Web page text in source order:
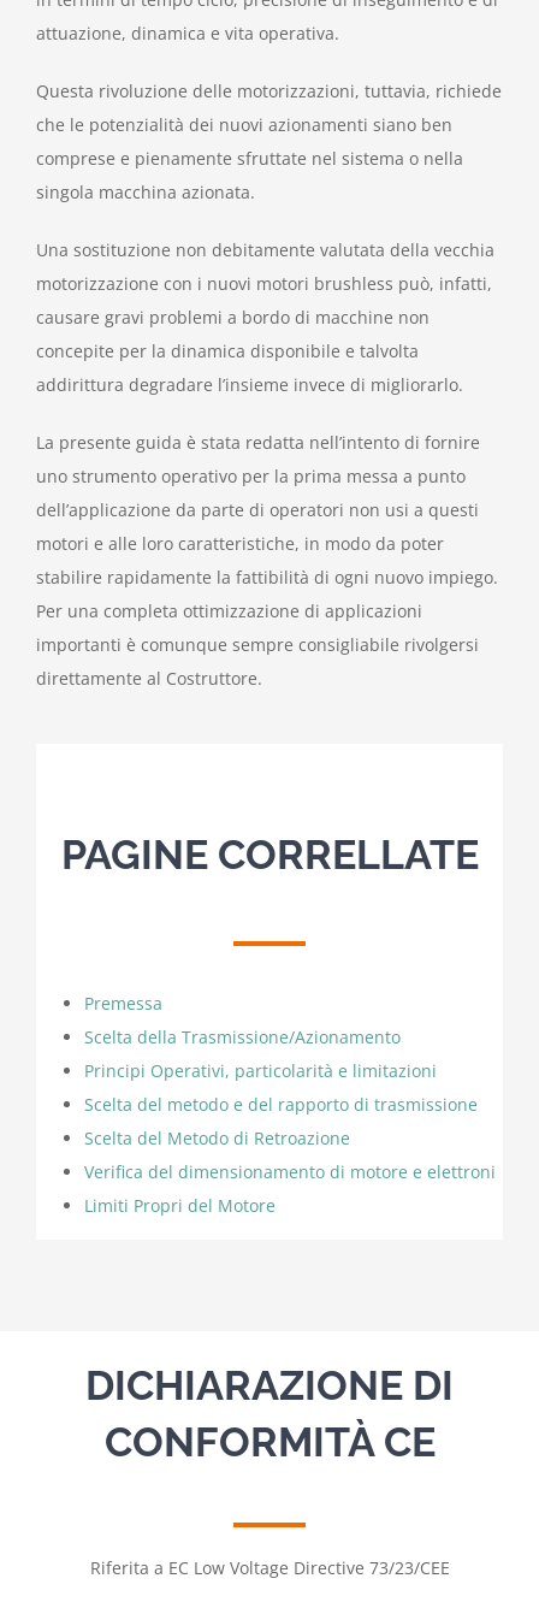
attuazione, dinamica e vita operativa.
Questa rivoluzione delle motorizzazioni, tuttavia, richiede
che le potenzialità dei nuovi azionamenti siano ben
comprese e pienamente sfruttate nel sistema o nella
singola macchina azionata.
Una sostituzione non debitamente valutata della vecchia
motorizzazione con i nuovi motori brushless può, infatti,
causare gravi problemi a bordo di macchine non
concepite per la dinamica disponibile e talvolta
addirittura degradare l’insieme invece di migliorarlo.
La presente guida è stata redatta nell’intento di fornire
uno strumento operativo per la prima messa a punto
dell’applicazione da parte di operatori non usi a questi
motori e alle loro caratteristiche, in modo da poter
stabilire rapidamente la fattibilità di ogni nuovo impiego.
Per una completa ottimizzazione di applicazioni
importanti è comunque sempre consigliabile rivolgersi
direttamente al Costruttore.
PAGINE CORRELLATE
Premessa
Scelta della Trasmissione/Azionamento
Principi Operativi, particolarità e limitazioni
Scelta del metodo e del rapporto di trasmissione
Scelta del Metodo di Retroazione
Verifica del dimensionamento di motore e elettroni
Limiti Propri del Motore
DICHIARAZIONE DI
CONFORMITÀ CE
Riferita a EC Low Voltage Directive 73/23/CEE